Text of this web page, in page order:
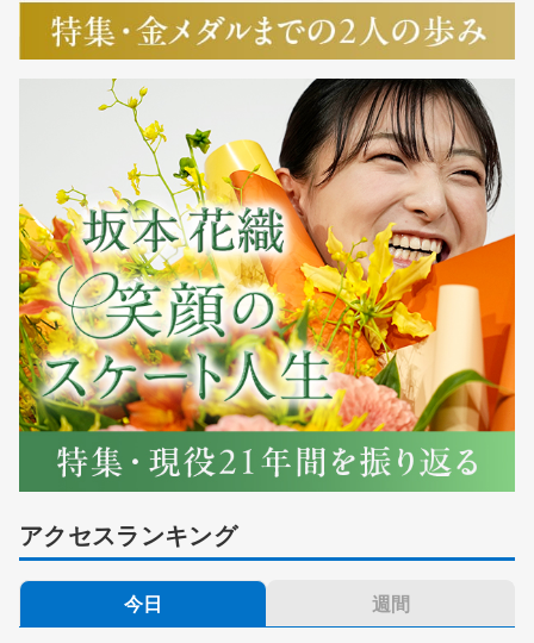
アクセスランキング
今日 週間